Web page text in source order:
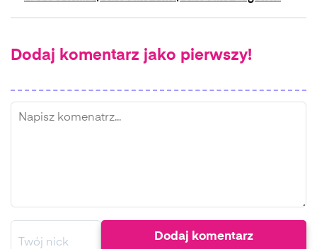
Dodaj komentarz jako pierwszy!